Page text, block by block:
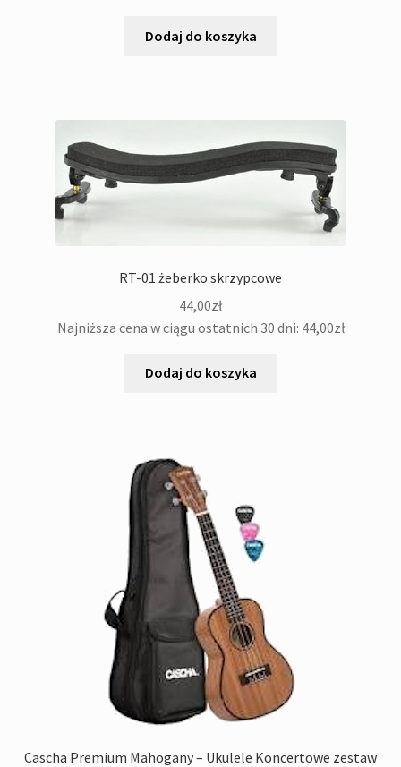
Dodaj do koszyka
RT-01 żeberko skrzypcowe
44,00zł
Najniższa cena w ciągu ostatnich 30 dni: 44,00zł
Dodaj do koszyka
Cascha Premium Mahogany – Ukulele Koncertowe zestaw